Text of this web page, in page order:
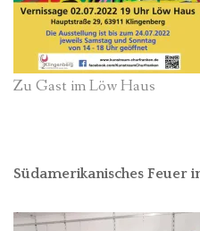
Zu Gast im Löw Haus
Südamerikanisches Feuer